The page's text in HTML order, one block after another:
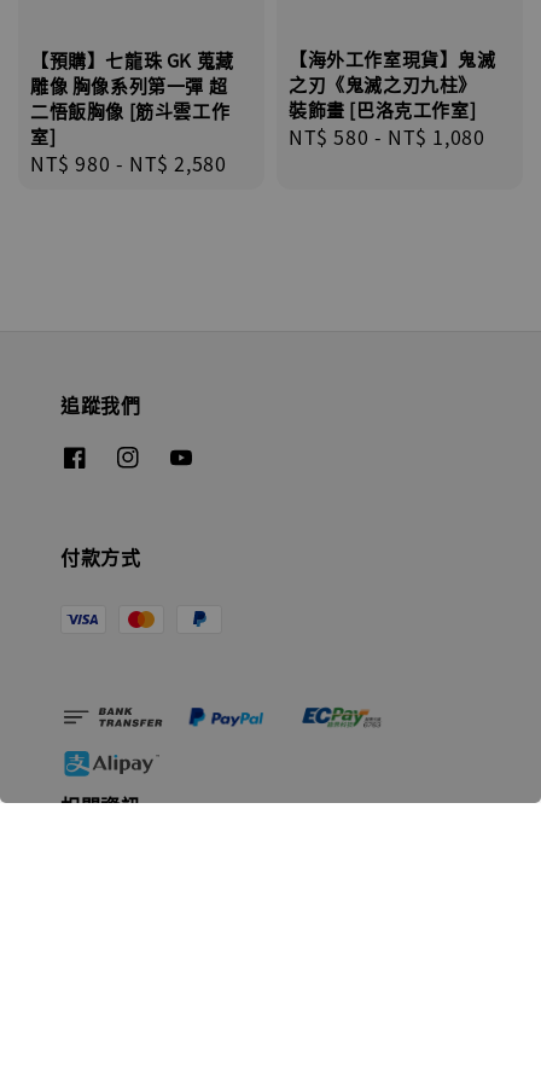
【預購】七龍珠 GK 蒐藏
雕像 胸像系列第一彈 超
二悟飯胸像 [筋斗雲工作
室]
Regular
NT$ 980 - NT$ 2,580
【海外工作室現貨】鬼滅
之刃《鬼滅之刃九柱》
裝飾畫 [巴洛克工作室]
Regular
NT$ 580 - NT$ 1,080
追蹤我們
付款方式
相關資訊